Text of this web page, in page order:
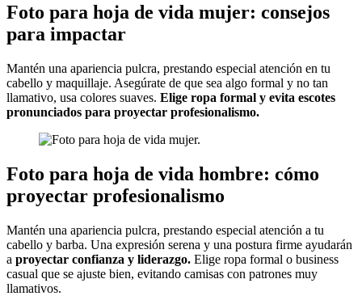
Foto para hoja de vida mujer: consejos
para impactar
Mantén una apariencia pulcra, prestando especial atención en tu
cabello y maquillaje. Asegúrate de que sea algo formal y no tan
llamativo, usa colores suaves. Elige ropa formal y evita escotes
pronunciados para proyectar profesionalismo.
Foto para hoja de vida hombre: cómo
proyectar profesionalismo
Mantén una apariencia pulcra, prestando especial atención a tu
cabello y barba. Una expresión serena y una postura firme ayudarán
a proyectar confianza y liderazgo. Elige ropa formal o business
casual que se ajuste bien, evitando camisas con patrones muy
llamativos.